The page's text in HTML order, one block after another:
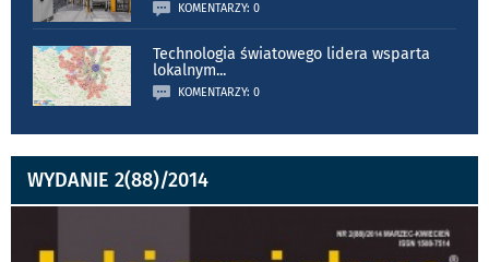
KOMENTARZY: 0
Technologia światowego lidera wsparta
lokalnym...
KOMENTARZY: 0
WYDANIE 2(88)/2014